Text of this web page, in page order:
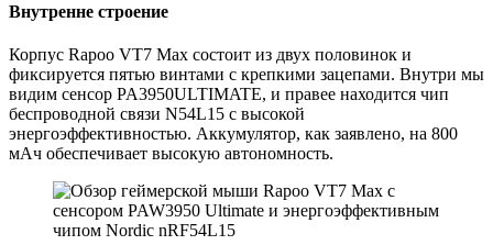
Внутренне строение
Корпус Rapoo VT7 Max состоит из двух половинок и
фиксируется пятью винтами с крепкими зацепами. Внутри мы
видим сенсор PA3950ULTIMATE, и правее находится чип
беспроводной связи N54L15 с высокой
энергоэффективностью. Аккумулятор, как заявлено, на 800
мАч обеспечивает высокую автономность.